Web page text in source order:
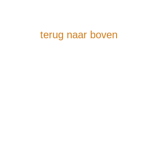
terug naar boven